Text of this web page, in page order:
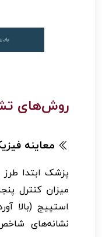
روش‌های
معاینه
پزشک ابتدا
میزان کنترل
استپیج (بالا
نشانه‌های